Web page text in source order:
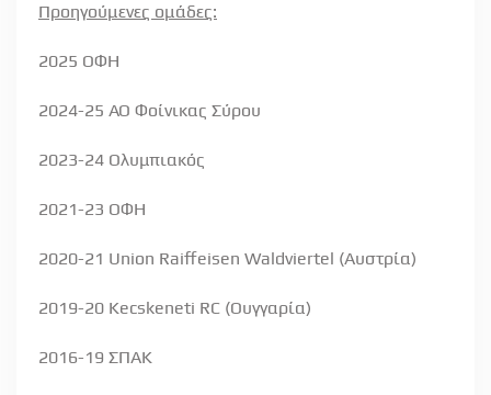
Προηγούμενες ομάδες:
2025 ΟΦΗ
2024-25 ΑΟ Φοίνικας Σύρου
2023-24 Ολυμπιακός
2021-23 ΟΦΗ
2020-21 Union Raiffeisen Waldviertel (Αυστρία)
2019-20 Kecskeneti RC (Ουγγαρία)
2016-19 ΣΠΑΚ